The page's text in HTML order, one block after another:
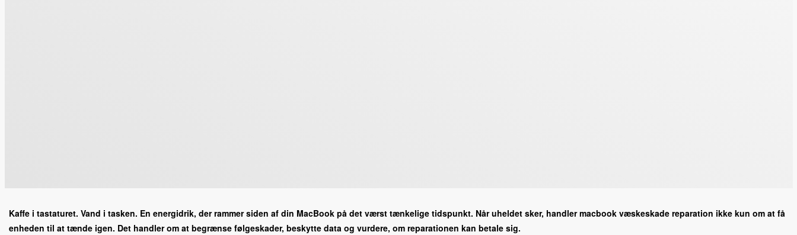
Kaffe i tastaturet. Vand i tasken. En energidrik, der rammer siden af din MacBook på det værst tænkelige tidspunkt. Når uheldet sker, handler macbook væskeskade reparation ikke kun om at få
enheden til at tænde igen. Det handler om at begrænse følgeskader, beskytte data og vurdere, om reparationen kan betale sig.